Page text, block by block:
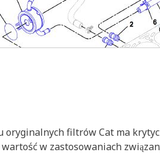
oryginalnych filtrów Cat ma
w zastosowaniach